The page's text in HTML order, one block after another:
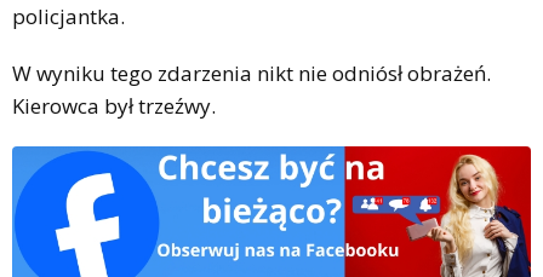
policjantka.
W wyniku tego zdarzenia nikt nie odniósł obrażeń.
Kierowca był trzeźwy.